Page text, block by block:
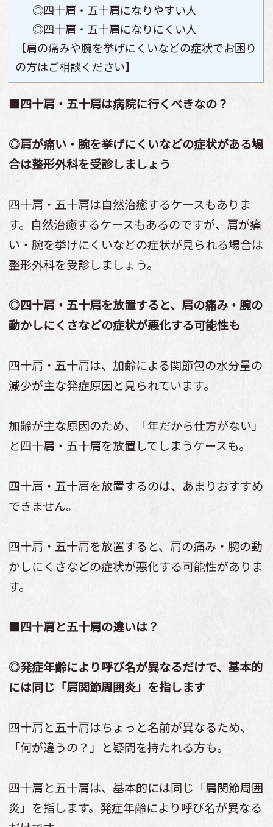
◎四十肩・五十肩になりやすい人
◎四十肩・五十肩になりにくい人
【肩の痛みや腕を挙げにくいなどの症状でお困り
の方はご相談ください】
■四十肩・五十肩は病院に行くべきなの？
◎肩が痛い・腕を挙げにくいなどの症状がある場
合は整形外科を受診しましょう
四十肩・五十肩は自然治癒するケースもありま
す。自然治癒するケースもあるのですが、肩が痛
い・腕を挙げにくいなどの症状が見られる場合は
整形外科を受診しましょう。
◎四十肩・五十肩を放置すると、肩の痛み・腕の
動かしにくさなどの症状が悪化する可能性も
四十肩・五十肩は、加齢による関節包の水分量の
減少が主な発症原因と見られています。
加齢が主な原因のため、「年だから仕方がない」
と四十肩・五十肩を放置してしまうケースも。
四十肩・五十肩を放置するのは、あまりおすすめ
できません。
四十肩・五十肩を放置すると、肩の痛み・腕の動
かしにくさなどの症状が悪化する可能性がありま
す。
■四十肩と五十肩の違いは？
◎発症年齢により呼び名が異なるだけで、基本的
には同じ「肩関節周囲炎」を指します
四十肩と五十肩はちょっと名前が異なるため、
「何が違うの？」と疑問を持たれる方も。
四十肩と五十肩は、基本的には同じ「肩関節周囲
炎」を指します。発症年齢により呼び名が異なる